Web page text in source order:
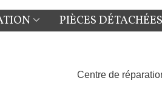
PIÈCES DÉTACHÉES
Centre de